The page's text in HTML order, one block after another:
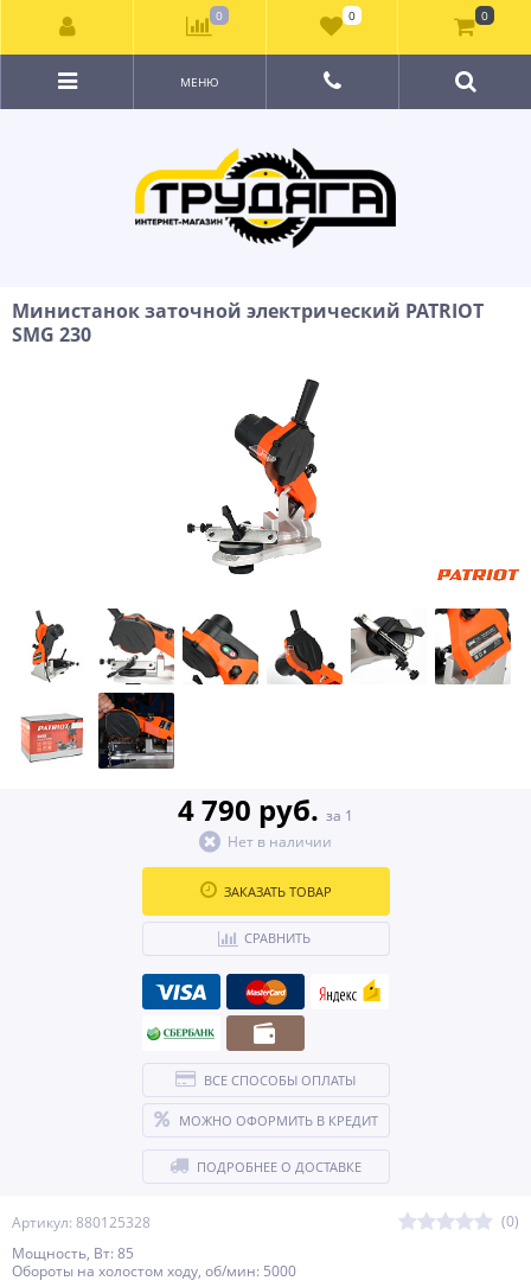
МЕНЮ
Министанок заточной электрический PATRIOT
SMG 230
Артикул: 880125328
(0)
Мощность, Вт: 85
Обороты на холостом ходу, об/мин: 5000
4 790 руб. за 1
Нет в наличии
ЗАКАЗАТЬ ТОВАР
СРАВНИТЬ
ВСЕ СПОСОБЫ ОПЛАТЫ
МОЖНО ОФОРМИТЬ В КРЕДИТ
ПОДРОБНЕЕ О ДОСТАВКЕ
0 0 0